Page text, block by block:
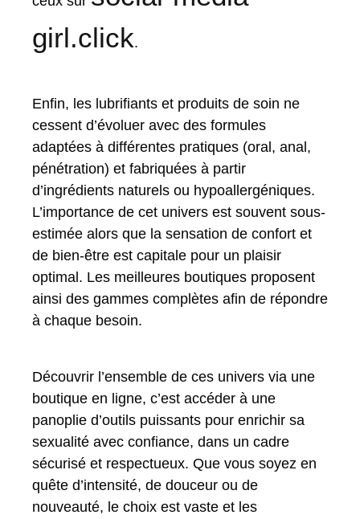
girl.click.
Enfin, les lubrifiants et produits de soin ne
cessent d’évoluer avec des formules
adaptées à différentes pratiques (oral, anal,
pénétration) et fabriquées à partir
d’ingrédients naturels ou hypoallergéniques.
L’importance de cet univers est souvent sous-
estimée alors que la sensation de confort et
de bien-être est capitale pour un plaisir
optimal. Les meilleures boutiques proposent
ainsi des gammes complètes afin de répondre
à chaque besoin.
Découvrir l’ensemble de ces univers via une
boutique en ligne, c’est accéder à une
panoplie d’outils puissants pour enrichir sa
sexualité avec confiance, dans un cadre
sécurisé et respectueux. Que vous soyez en
quête d’intensité, de douceur ou de
nouveauté, le choix est vaste et les